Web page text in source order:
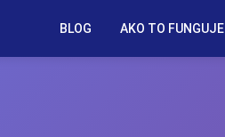
BLOG AKO TO FUNGUJE